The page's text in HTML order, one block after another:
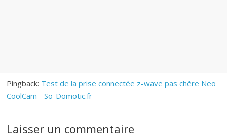
Pingback: Test de la prise connectée z-wave pas chère Neo
CoolCam - So-Domotic.fr
Laisser un commentaire